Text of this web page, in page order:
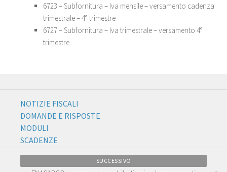
6723 – Subfornitura – Iva mensile – versamento cadenza
trimestrale – 4° trimestre
6727 – Subfornitura – Iva trimestrale – versamento 4°
trimestre.
NOTIZIE FISCALI
DOMANDE E RISPOSTE
MODULI
SCADENZE
SUCCESSIVO